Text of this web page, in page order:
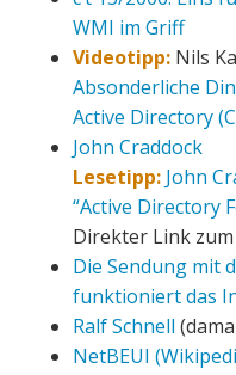
WMI im Griff
Videotipp: Nils
Absonderliche
Active Directory
John Craddock
Lesetipp: John
“Active Directory
Direkter Link zum
Die Sendung mit
funktioniert das
Ralf Schnell
NetBEUI